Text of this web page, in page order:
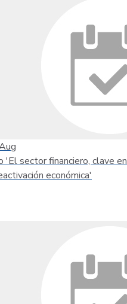
'El sector financiero, clave en
económica'